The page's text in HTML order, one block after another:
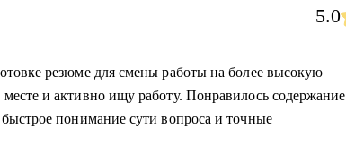
5.0
резюме для смены работы на более высокую
и активно ищу работу. Понравилось содержание
понимание сути вопроса и точные